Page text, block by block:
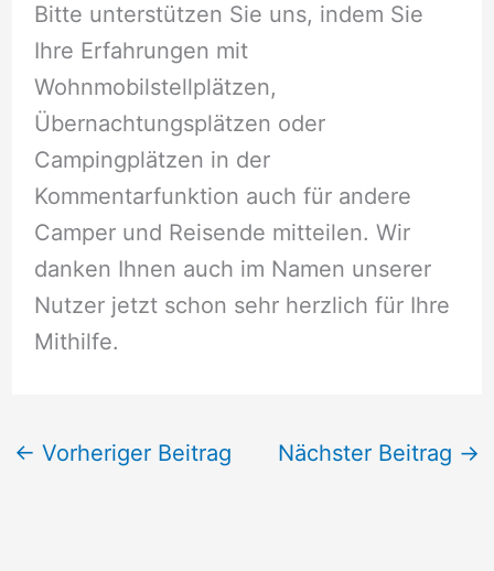
Bitte unterstützen Sie uns, indem Sie
Ihre Erfahrungen mit
Wohnmobilstellplätzen,
Übernachtungsplätzen oder
Campingplätzen in der
Kommentarfunktion auch für andere
Camper und Reisende mitteilen. Wir
danken Ihnen auch im Namen unserer
Nutzer jetzt schon sehr herzlich für Ihre
Mithilfe.
← Vorheriger Beitrag Nächster Beitrag →